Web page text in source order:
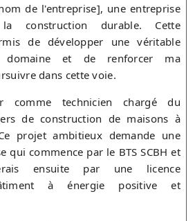
de l'entreprise], une entreprise
construction durable. Cette
de développer une véritable
domaine et de renforcer ma
dans cette voie.
comme technicien chargé du
de construction de maisons à
projet ambitieux demande une
qui commence par le BTS SCBH et
ensuite par une licence
à énergie positive et